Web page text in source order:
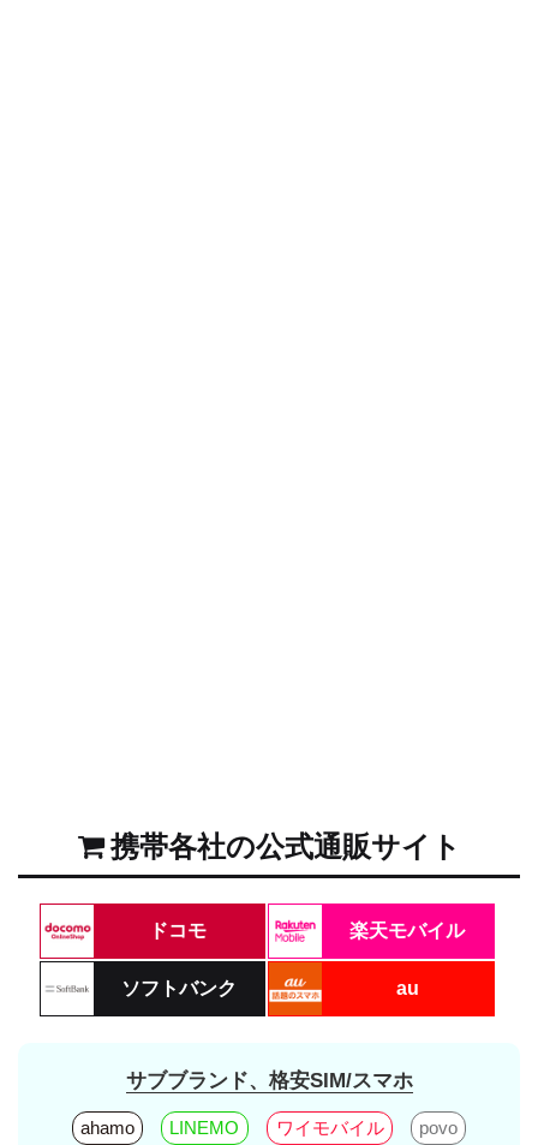
携帯各社の公式通販サイト
ドコモ 楽天モバイル
ソフトバンク au
サブブランド、格安SIM/スマホ
ahamo LINEMO ワイモバイル povo